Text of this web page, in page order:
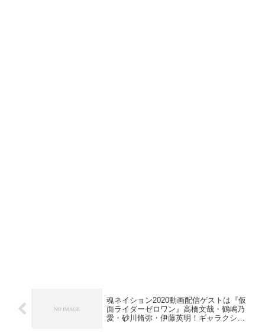
魂ネイション2020動画配信ゲストは『仮
面ライダーゼロワン』高橋文哉・鶴嶋乃
愛・砂川脩弥・伊藤英明！ギャラクシー